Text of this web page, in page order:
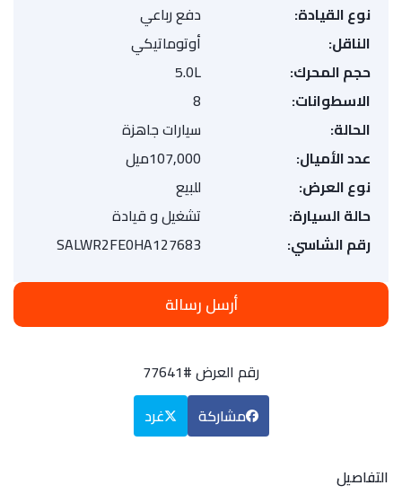
نوع القيادة:
دفع رباعي
الناقل:
أوتوماتيكي
حجم المحرك:
5.0L
الاسطوانات:
8
الحالة:
سيارات جاهزة
عدد الأميال:
107,000ميل
نوع العرض:
للبيع
حالة السيارة:
تشغيل و قيادة
رقم الشاسي:
SALWR2FE0HA127683
أرسل رسالة
رقم العرض #77641
مشاركة
غرد
التفاصيل